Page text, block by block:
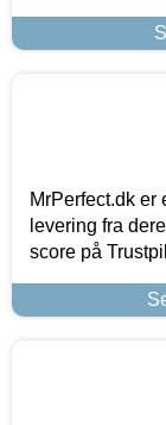
MrPerfect.dk
levering fra
score på